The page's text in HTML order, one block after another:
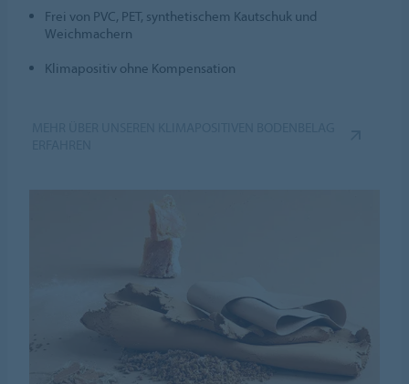
Frei von PVC, PET, synthetischem Kautschuk und
Weichmachern
Klimapositiv ohne Kompensation